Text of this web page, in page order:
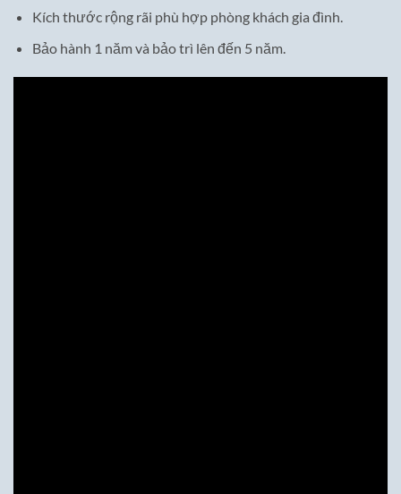
Kích thước rộng rãi phù hợp phòng khách gia đình.
Bảo hành 1 năm và bảo trì lên đến 5 năm.